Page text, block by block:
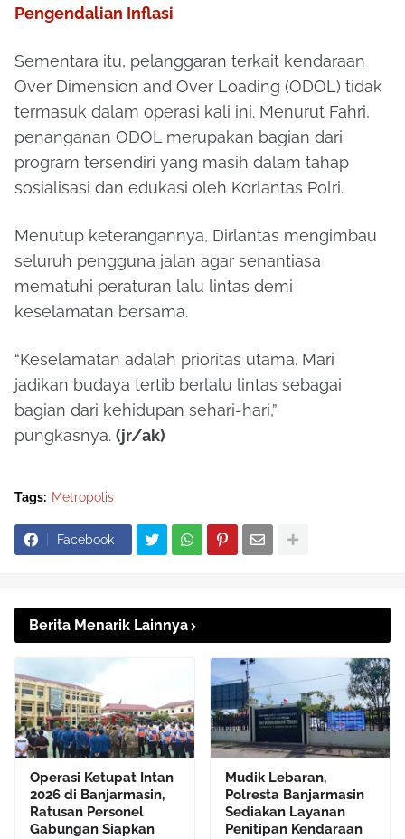
Pengendalian Inflasi
Sementara itu, pelanggaran terkait kendaraan
Over Dimension and Over Loading (ODOL) tidak
termasuk dalam operasi kali ini. Menurut Fahri,
penanganan ODOL merupakan bagian dari
program tersendiri yang masih dalam tahap
sosialisasi dan edukasi oleh Korlantas Polri.
Menutup keterangannya, Dirlantas mengimbau
seluruh pengguna jalan agar senantiasa
mematuhi peraturan lalu lintas demi
keselamatan bersama.
“Keselamatan adalah prioritas utama. Mari
jadikan budaya tertib berlalu lintas sebagai
bagian dari kehidupan sehari-hari,”
pungkasnya. (jr/ak)
Tags: Metropolis
Facebook
Berita Menarik Lainnya
Operasi Ketupat Intan
2026 di Banjarmasin,
Ratusan Personel
Gabungan Siapkan
Mudik Lebaran,
Polresta Banjarmasin
Sediakan Layanan
Penitipan Kendaraan